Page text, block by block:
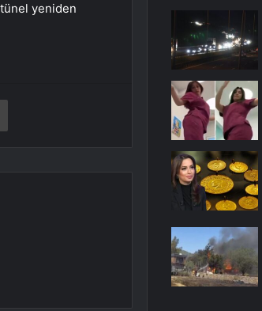
tünel yeniden
Yazdır